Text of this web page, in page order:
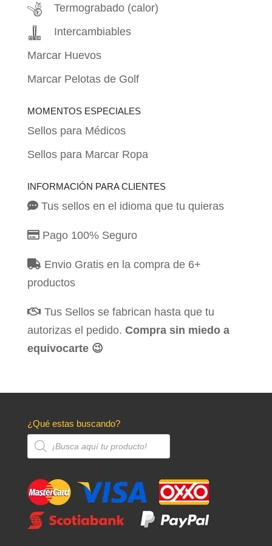
Termograbado (calor)
Intercambiables
Marcar Huevos
Marcar Pelotas de Golf
MOMENTOS ESPECIALES
Sellos para Médicos
Sellos para Marcar Ropa
INFORMACIÓN PARA CLIENTES
Tus sellos en el idioma que tu quieras
Pago 100% Seguro
Envio Gratis en la compra de 6+
productos
Tus Sellos se fabrican hasta que tu
autorizas el pedido. Compra sin miedo a
equivocarte 😉
¿Qué estas buscando?
Búsqueda
productos